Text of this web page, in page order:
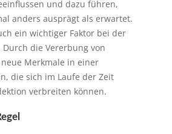
und dazu führen,
anders ausprägt als erwartet.
ein wichtiger Faktor bei der
die Vererbung von
Merkmale in einer
die sich im Laufe der Zeit
verbreiten können.